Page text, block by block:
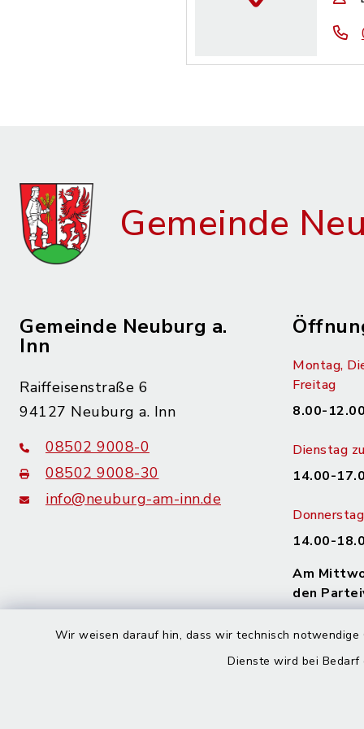
Wir weisen darauf hin, dass wir technisch
Dienste wird bei
Gemeinde
Gemeinde Neuburg a.
Inn
Raiffeisenstraße 6
94127 Neuburg a. Inn
08502 9008-0
08502 9008-30
info@neuburg-am-inn.de
Montag,
Freitag
8.00-
Dienstag
14.00-
14.00-
Am
den